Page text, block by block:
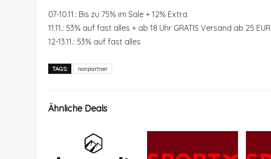
07-10.11.: Bis zu 75% im Sale + 12% Extra
11.11.: 53% auf fast alles + ab 18 Uhr GRATIS Versand ab 25 EUR
12-13.11.: 53% auf fast alles
TAGS: nonpartner
Ähnliche Deals